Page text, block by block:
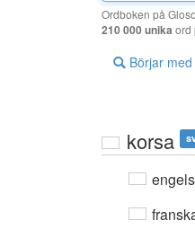
Ordboken på
210 000 unika ord
Börjar med
korsa